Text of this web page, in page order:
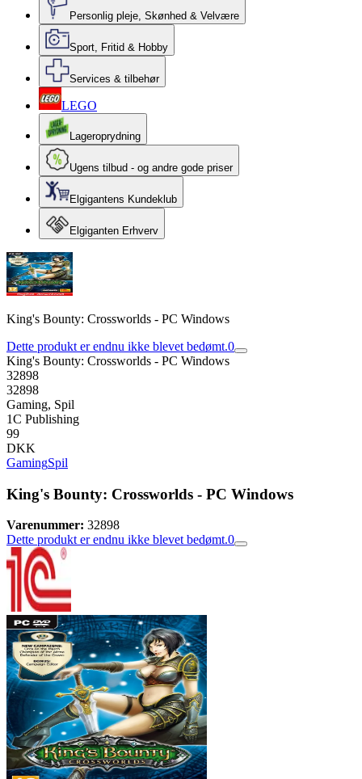
Personlig pleje, Skønhed & Velvære
Sport, Fritid & Hobby
Services & tilbehør
LEGO
Lageroprydning
Ugens tilbud - og andre gode priser
Elgigantens Kundeklub
Elgiganten Erhverv
King's Bounty: Crossworlds - PC Windows
Dette produkt er endnu ikke blevet bedømt.0
King's Bounty: Crossworlds - PC Windows
32898
32898
Gaming, Spil
1C Publishing
99
DKK
GamingSpil
King's Bounty: Crossworlds - PC Windows
Varenummer: 32898
Dette produkt er endnu ikke blevet bedømt.0